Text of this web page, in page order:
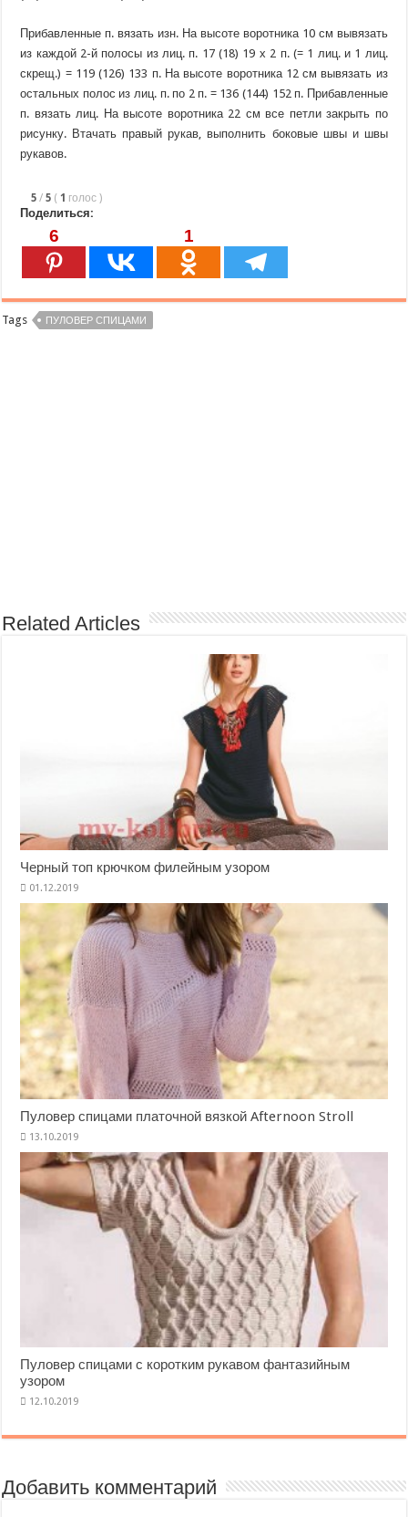
Прибавленные п. вязать изн. На высоте воротника 10 см вывязать
из каждой 2-й полосы из лиц. п. 17 (18) 19 х 2 п. (= 1 лиц. и 1 лиц.
скрещ.) = 119 (126) 133 п. На высоте воротника 12 см вывязать из
остальных полос из лиц. п. по 2 п. = 136 (144) 152 п. Прибавленные
п. вязать лиц. На высоте воротника 22 см все петли закрыть по
рисунку. Втачать правый рукав, выполнить боковые швы и швы
рукавов.
5 / 5 ( 1 голос)
Поделиться:
6 1
Tags ПУЛОВЕР СПИЦАМИ
Related Articles
Черный топ крючком филейным узором
Пуловер спицами платочной вязкой Afternoon Stroll
Пуловер спицами с коротким рукавом фантазийным
узором
Добавить комментарий